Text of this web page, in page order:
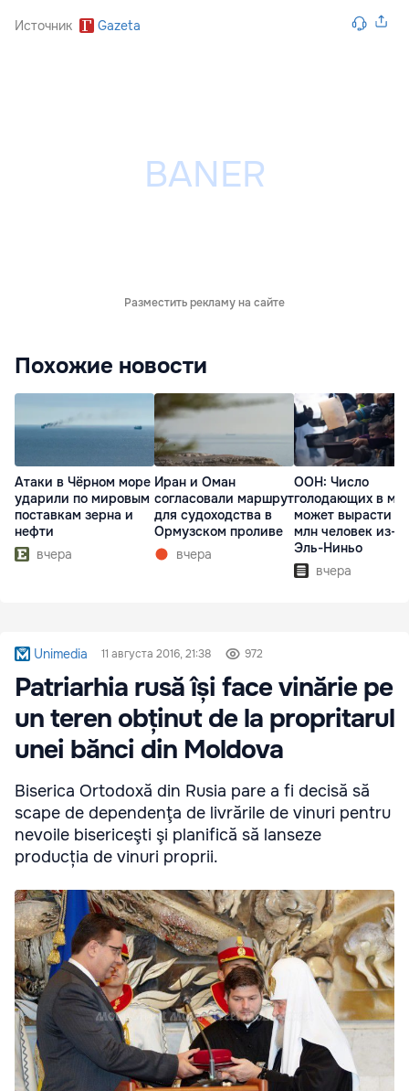
Источник Gazeta
Разместить рекламу на сайте
Похожие новости
Атаки в Чёрном море
ударили по мировым
поставкам зерна и
нефти
вчера
Иран и Оман
согласовали маршрут
для судоходства в
Ормузском проливе
вчера
ООН: Число
голодающих в
может вырасти
млн человек из-за
Эль-Ниньо
вчера
Unimedia 11 августа 2016, 21:38 972
Patriarhia rusă își face vinărie pe
un teren obținut de la propritarul
unei bănci din Moldova
Biserica Ortodoxă din Rusia pare a fi decisă să
scape de dependenţa de livrările de vinuri pentru
nevoile bisericeşti şi planifică să lanseze
producția de vinuri proprii.